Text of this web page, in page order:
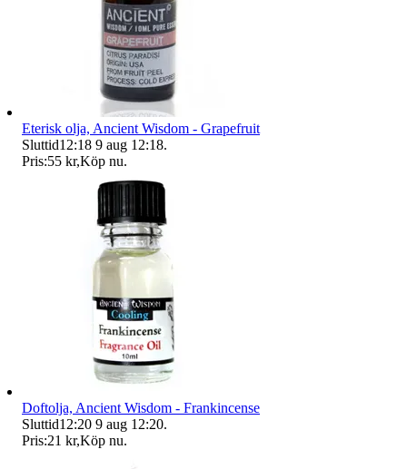
Eterisk olja, Ancient Wisdom - Grapefruit
Sluttid12:18 9 aug 12:18.
Pris:55 kr,Köp nu.
Doftolja, Ancient Wisdom - Frankincense
Sluttid12:20 9 aug 12:20.
Pris:21 kr,Köp nu.